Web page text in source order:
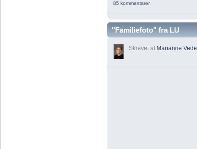
85 kommentarer
"Familiefoto" fra LU
Skrevet af Marianne Vedel